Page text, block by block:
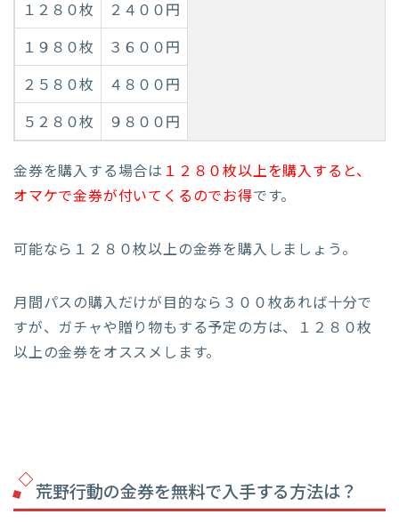
１２８０枚
２４００円
１９８０枚
３６００円
２５８０枚
４８００円
５２８０枚
９８００円
金券を購入する場合は １２８０枚以上を購入すると、
オマケで金券が付いてくるのでお得です。
可能なら１２８０枚以上の金券を購入しましょう。
月間パスの購入だけが目的なら３００枚あれば十分で
すが、ガチャや贈り物もする予定の方は、１２８０枚
以上の金券をオススメします。
荒野行動の金券を無料で入手する方法は？